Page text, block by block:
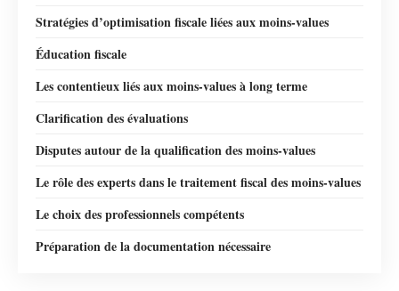
Stratégies d’optimisation fiscale liées aux moins-values
Éducation fiscale
Les contentieux liés aux moins-values à long terme
Clarification des évaluations
Disputes autour de la qualification des moins-values
Le rôle des experts dans le traitement fiscal des moins-values
Le choix des professionnels compétents
Préparation de la documentation nécessaire